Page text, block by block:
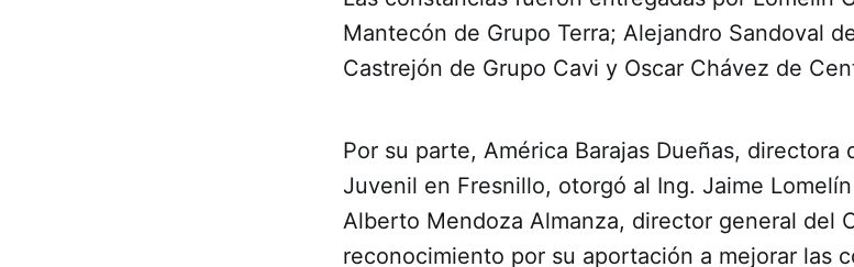
Mantecón de Grupo Terra; Alejandro Sandoval
Castrejón de Grupo Cavi y Oscar Chávez de
Por su parte, América Barajas Dueñas,
Juvenil en Fresnillo, otorgó al Ing. Jaime
Alberto Mendoza Almanza, director general del
reconocimiento por su aportación a mejorar las